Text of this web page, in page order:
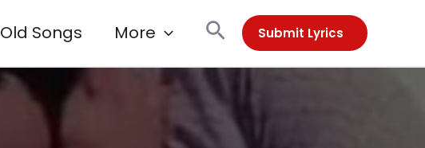
Old Songs More SearchSubmit Lyrics